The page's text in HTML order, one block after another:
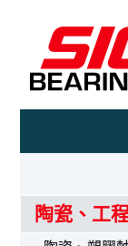
陶瓷、工